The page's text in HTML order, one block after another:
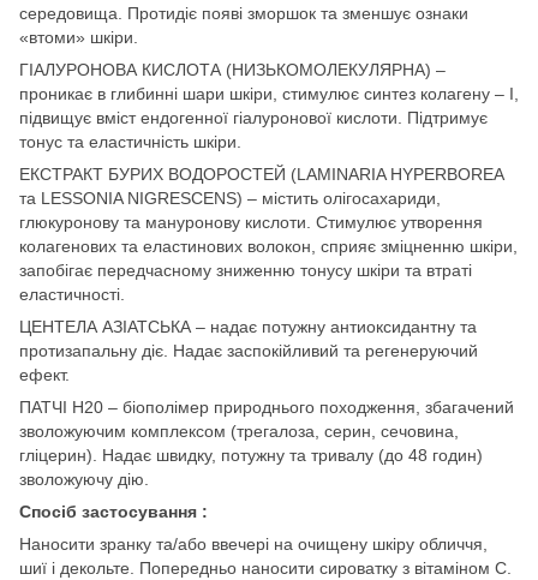
середовища. Протидіє появі зморшок та зменшує ознаки
«втоми» шкіри.
ГІАЛУРОНОВА КИСЛОТА (НИЗЬКОМОЛЕКУЛЯРНА) –
проникає в глибинні шари шкіри, стимулює синтез колагену – І,
підвищує вміст ендогенної гіалуронової кислоти. Підтримує
тонус та еластичність шкіри.
ЕКСТРАКТ БУРИХ ВОДОРОСТЕЙ (LAMINARIA HYPERBOREA
та LESSONIA NIGRESCENS) – містить олігосахариди,
глюкуронову та мануронову кислоти. Стимулює утворення
колагенових та еластинових волокон, сприяє зміцненню шкіри,
запобігає передчасному зниженню тонусу шкіри та втраті
еластичності.
ЦЕНТЕЛА АЗІАТСЬКА – надає потужну антиоксидантну та
протизапальну діє. Надає заспокійливий та регенеруючий
ефект.
ПАТЧІ Н20 – біополімер природнього походження, збагачений
зволожуючим комплексом (трегалоза, серин, сечовина,
гліцерин). Надає швидку, потужну та тривалу (до 48 годин)
зволожуючу дію.
Спосіб застосування :
Наносити зранку та/або ввечері на очищену шкіру обличчя,
шиї і декольте. Попередньо наносити сироватку з вітаміном С.